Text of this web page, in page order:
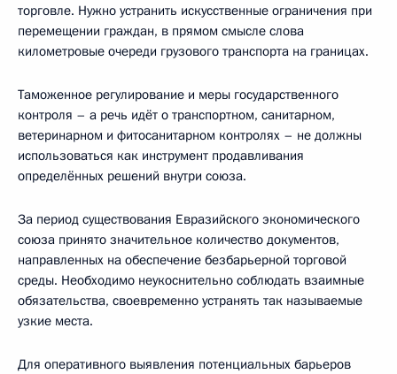
торговле. Нужно устранить искусственные ограничения при
перемещении граждан, в прямом смысле слова
километровые очереди грузового транспорта на границах.
Таможенное регулирование и меры государственного
контроля – а речь идёт о транспортном, санитарном,
ветеринарном и фитосанитарном контролях – не должны
использоваться как инструмент продавливания
определённых решений внутри союза.
За период существования Евразийского экономического
союза принято значительное количество документов,
направленных на обеспечение безбарьерной торговой
среды. Необходимо неукоснительно соблюдать взаимные
обязательства, своевременно устранять так называемые
узкие места.
Для оперативного выявления потенциальных барьеров